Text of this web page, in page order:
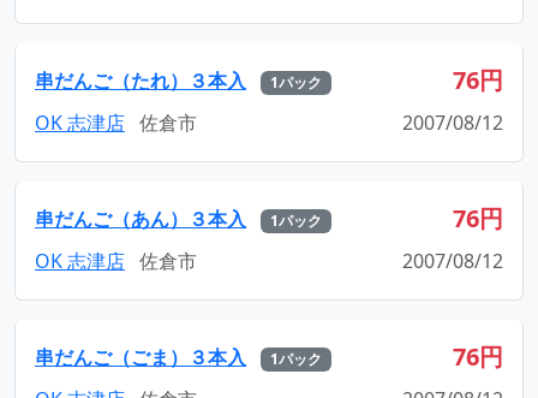
串だんご（たれ）３本入 1パック 76円
OK 志津店 佐倉市 2007/08/12
串だんご（あん）３本入 1パック 76円
OK 志津店 佐倉市 2007/08/12
串だんご（ごま）３本入 1パック 76円